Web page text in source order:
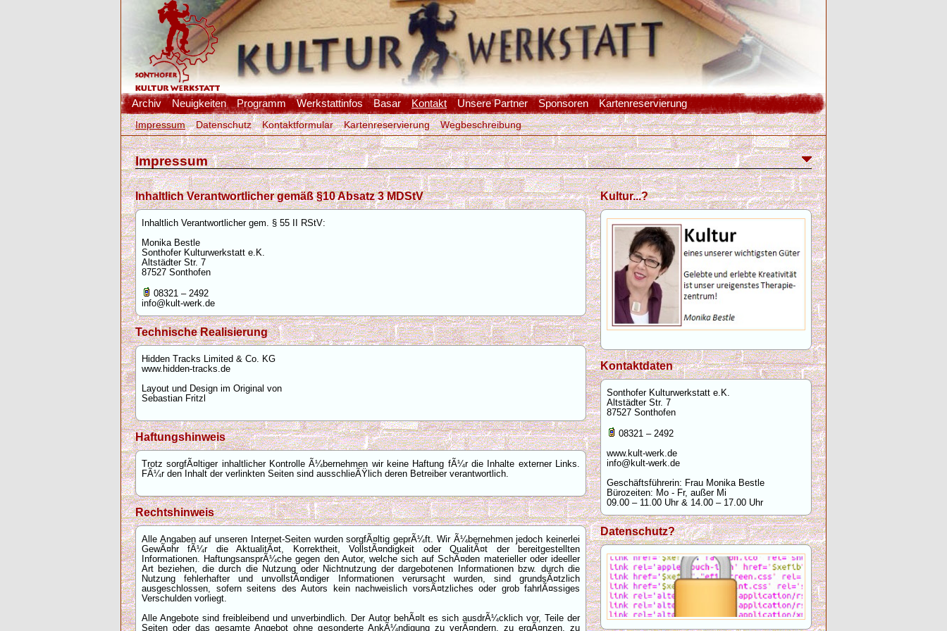
Archiv Neuigkeiten Programm Werkstattinfos Basar Kontakt Unsere Partner Sponsoren Kartenreservierung
Impressum Datenschutz Kontaktformular Kartenreservierung Wegbeschreibung
Impressum
Inhaltlich Verantwortlicher gemäß §10 Absatz 3 MDStV
Inhaltlich Verantwortlicher gem. § 55 II RStV:
Monika Bestle
Sonthofer Kulturwerkstatt e.K.
Altstädter Str. 7
87527 Sonthofen
08321 – 2492
info@kult-werk.de
Technische Realisierung
Hidden Tracks Limited & Co. KG
www.hidden-tracks.de
Layout und Design im Original von
Sebastian Fritzl
Haftungshinweis
Trotz sorgfÃ¤ltiger inhaltlicher Kontrolle Ã¼bernehmen wir keine Haftung fÃ¼r die Inhalte externer Links.
FÃ¼r den Inhalt der verlinkten Seiten sind ausschlieÃŸlich deren Betreiber verantwortlich.
Rechtshinweis
Alle Angaben auf unseren Internet-Seiten wurden sorgfÃ¤ltig geprÃ¼ft. Wir Ã¼bernehmen jedoch keinerlei
GewÃ¤hr fÃ¼r die AktualitÃ¤t, Korrektheit, VollstÃ¤ndigkeit oder QualitÃ¤t der bereitgestellten
Informationen. HaftungsansprÃ¼che gegen den Autor, welche sich auf SchÃ¤den materieller oder ideeller
Art beziehen, die durch die Nutzung oder Nichtnutzung der dargebotenen Informationen bzw. durch die
Nutzung fehlerhafter und unvollstÃ¤ndiger Informationen verursacht wurden, sind grundsÃ¤tzlich
ausgeschlossen, sofern seitens des Autors kein nachweislich vorsÃ¤tzliches oder grob fahrlÃ¤ssiges
Verschulden vorliegt.
Alle Angebote sind freibleibend und unverbindlich. Der Autor behÃ¤lt es sich ausdrÃ¼cklich vor, Teile der
Seiten oder das gesamte Angebot ohne gesonderte AnkÃ¼ndigung zu verÃ¤ndern, zu ergÃ¤nzen, zu
Kultur...?
Kontaktdaten
Sonthofer Kulturwerkstatt e.K.
Altstädter Str. 7
87527 Sonthofen
08321 – 2492
www.kult-werk.de
info@kult-werk.de
Geschäftsführerin: Frau Monika Bestle
Bürozeiten: Mo - Fr, außer Mi
09.00 – 11.00 Uhr & 14.00 – 17.00 Uhr
Datenschutz?